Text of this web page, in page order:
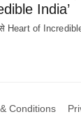
India’
से Heart of
Conditions